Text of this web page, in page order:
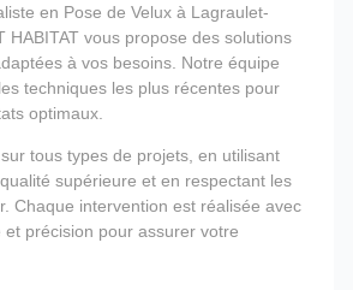
en Pose de Velux à Lagraulet-
HABITAT vous propose des solutions
à vos besoins. Notre équipe
techniques les plus récentes pour
optimaux.
tous types de projets, en utilisant
supérieure et en respectant les
Chaque intervention est réalisée avec
et précision pour assurer votre